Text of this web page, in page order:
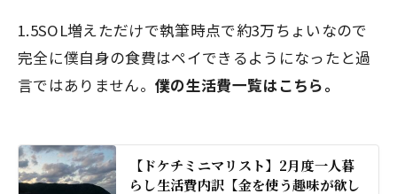
1.5SOL増えただけで執筆時点で約3万ちょいなので
完全に僕自身の食費はペイできるようになったと過
言ではありません。僕の生活費一覧はこちら。
【ドケチミニマリスト】2月度一人暮
らし生活費内訳【金を使う趣味が欲し